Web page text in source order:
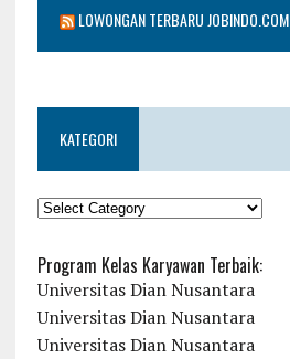
LOWONGAN TERBARU JOBINDO.COM
KATEGORI
KATEGORI
Program Kelas Karyawan Terbaik:
Universitas Dian Nusantara
Universitas Dian Nusantara
Universitas Dian Nusantara